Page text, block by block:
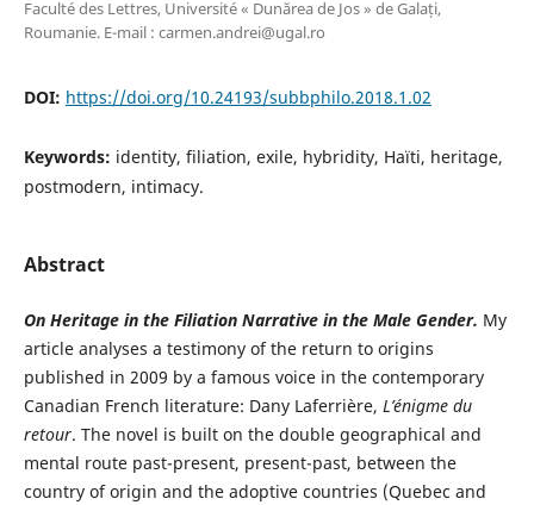
Faculté des Lettres, Université « Dunărea de Jos » de Galați,
Roumanie. E-mail : carmen.andrei@ugal.ro
DOI: https://doi.org/10.24193/subbphilo.2018.1.02
Keywords: identity, filiation, exile, hybridity, Haïti, heritage,
postmodern, intimacy.
Abstract
On Heritage in the Filiation Narrative in the Male Gender. My
article analyses a testimony of the return to origins
published in 2009 by a famous voice in the contemporary
Canadian French literature: Dany Laferrière, L’énigme du
retour. The novel is built on the double geographical and
mental route past-present, present-past, between the
country of origin and the adoptive countries (Quebec and